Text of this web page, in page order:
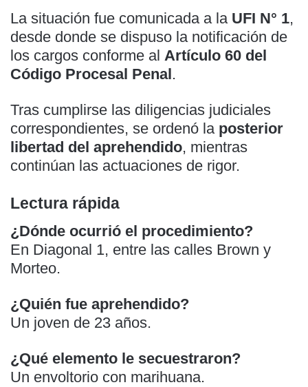
La situación fue comunicada a la UFI N° 1,
desde donde se dispuso la notificación de
los cargos conforme al Artículo 60 del
Código Procesal Penal.
Tras cumplirse las diligencias judiciales
correspondientes, se ordenó la posterior
libertad del aprehendido, mientras
continúan las actuaciones de rigor.
Lectura rápida
¿Dónde ocurrió el procedimiento?
En Diagonal 1, entre las calles Brown y
Morteo.
¿Quién fue aprehendido?
Un joven de 23 años.
¿Qué elemento le secuestraron?
Un envoltorio con marihuana.